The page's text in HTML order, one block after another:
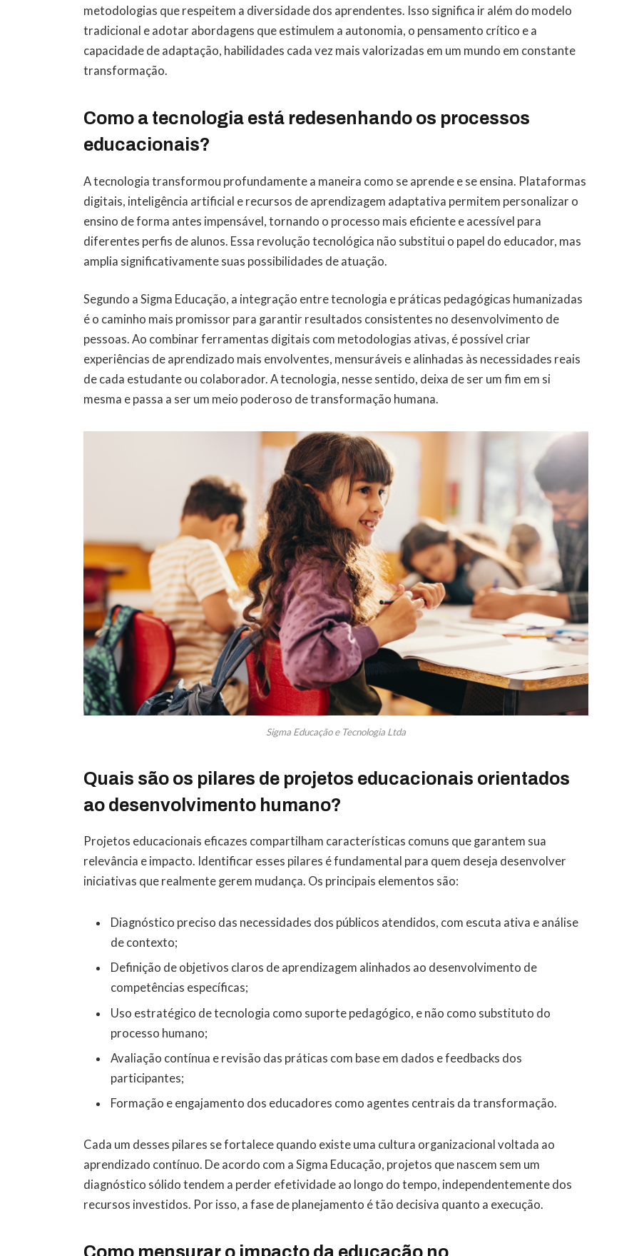
metodologias que respeitem a diversidade dos aprendentes. Isso significa ir além do modelo
tradicional e adotar abordagens que estimulem a autonomia, o pensamento crítico e a
capacidade de adaptação, habilidades cada vez mais valorizadas em um mundo em constante
transformação.
Como a tecnologia está redesenhando os processos
educacionais?
A tecnologia transformou profundamente a maneira como se aprende e se ensina. Plataformas
digitais, inteligência artificial e recursos de aprendizagem adaptativa permitem personalizar o
ensino de forma antes impensável, tornando o processo mais eficiente e acessível para
diferentes perfis de alunos. Essa revolução tecnológica não substitui o papel do educador, mas
amplia significativamente suas possibilidades de atuação.
Segundo a Sigma Educação, a integração entre tecnologia e práticas pedagógicas humanizadas
é o caminho mais promissor para garantir resultados consistentes no desenvolvimento de
pessoas. Ao combinar ferramentas digitais com metodologias ativas, é possível criar
experiências de aprendizado mais envolventes, mensuráveis e alinhadas às necessidades reais
de cada estudante ou colaborador. A tecnologia, nesse sentido, deixa de ser um fim em si
mesma e passa a ser um meio poderoso de transformação humana.
Sigma Educação e Tecnologia Ltda
Quais são os pilares de projetos educacionais orientados
ao desenvolvimento humano?
Projetos educacionais eficazes compartilham características comuns que garantem sua
relevância e impacto. Identificar esses pilares é fundamental para quem deseja desenvolver
iniciativas que realmente gerem mudança. Os principais elementos são:
Diagnóstico preciso das necessidades dos públicos atendidos, com escuta ativa e análise
de contexto;
Definição de objetivos claros de aprendizagem alinhados ao desenvolvimento de
competências específicas;
Uso estratégico de tecnologia como suporte pedagógico, e não como substituto do
processo humano;
Avaliação contínua e revisão das práticas com base em dados e feedbacks dos
participantes;
Formação e engajamento dos educadores como agentes centrais da transformação.
Cada um desses pilares se fortalece quando existe uma cultura organizacional voltada ao
aprendizado contínuo. De acordo com a Sigma Educação, projetos que nascem sem um
diagnóstico sólido tendem a perder efetividade ao longo do tempo, independentemente dos
recursos investidos. Por isso, a fase de planejamento é tão decisiva quanto a execução.
Como mensurar o impacto da educação no